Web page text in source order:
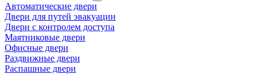
Автоматические двери
Двери для путей эвакуации
Двери с контролем доступа
Маятниковые двери
Офисные двери
Раздвижные двери
Распашные двери